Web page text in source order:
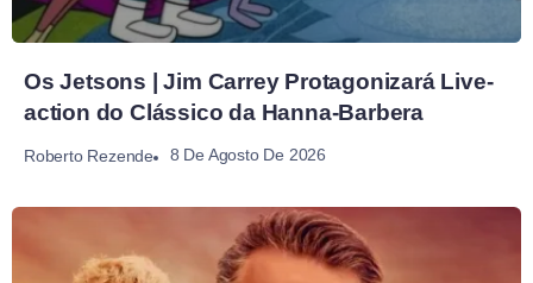
Os Jetsons | Jim Carrey Protagonizará Live-
action do Clássico da Hanna-Barbera
Roberto Rezende 8 De Agosto De 2026